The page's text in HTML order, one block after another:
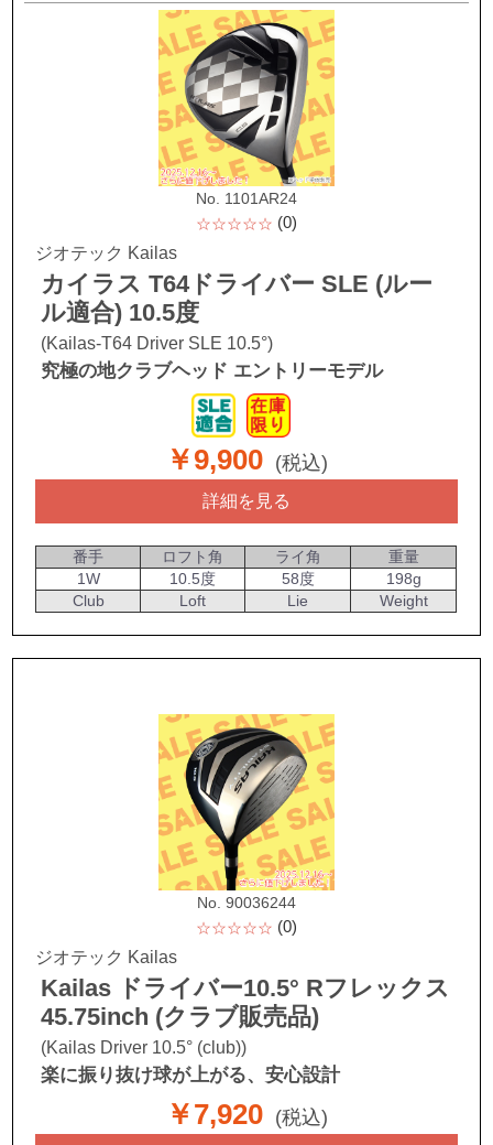
No. 1101AR24
☆☆☆☆☆ (0)
ジオテック Kailas
カイラス T64ドライバー SLE (ルー
ル適合) 10.5度
(Kailas-T64 Driver SLE 10.5°)
究極の地クラブヘッド エントリーモデル
￥9,900 (税込)
詳細を見る
番手 ロフト角 ライ角
重量
1W
10.5度 58度
198g
Club
Loft Lie Weight
No. 90036244
☆☆☆☆☆ (0)
ジオテック Kailas
Kailas ドライバー10.5° Rフレックス
45.75inch (クラブ販売品)
(Kailas Driver 10.5° (club))
楽に振り抜け球が上がる、安心設計
￥7,920 (税込)